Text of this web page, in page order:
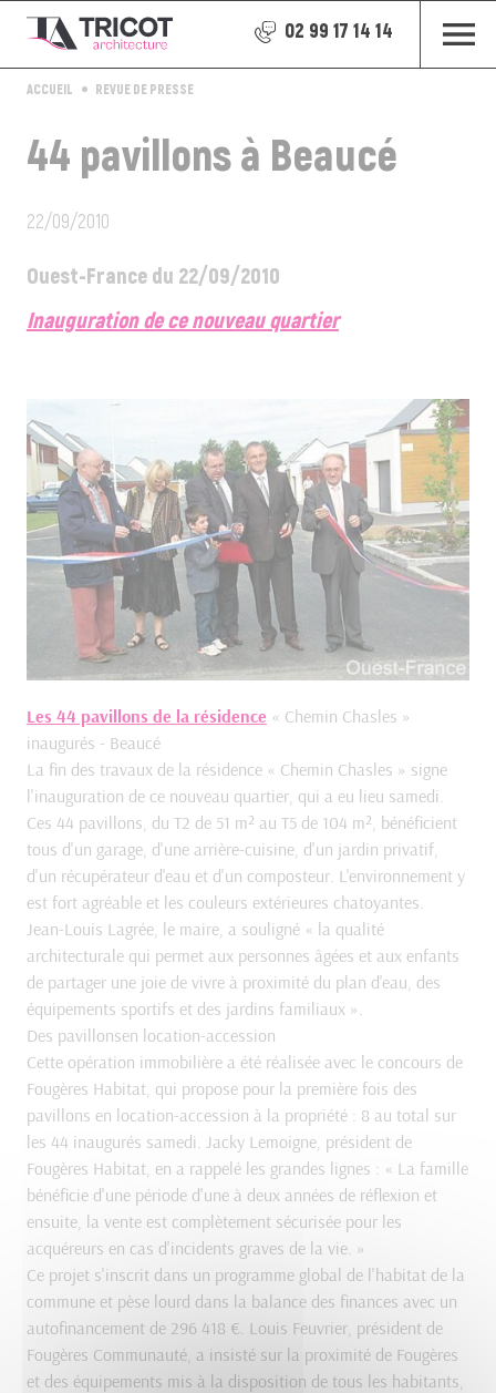
02 99 17 14 14
ACCUEIL REVUE DE PRESSE
44 pavillons à Beaucé
22/09/2010
Ouest-France du 22/09/2010
Inauguration de ce nouveau quartier
Les 44 pavillons de la résidence « Chemin Chasles »
inaugurés - Beaucé
La fin des travaux de la résidence « Chemin Chasles » signe
l'inauguration de ce nouveau quartier, qui a eu lieu samedi.
Ces 44 pavillons, du T2 de 51 m² au T5 de 104 m², bénéficient
tous d'un garage, d'une arrière-cuisine, d'un jardin privatif,
d'un récupérateur d'eau et d'un composteur. L'environnement y
est fort agréable et les couleurs extérieures chatoyantes.
Jean-Louis Lagrée, le maire, a souligné « la qualité
architecturale qui permet aux personnes âgées et aux enfants
de partager une joie de vivre à proximité du plan d'eau, des
équipements sportifs et des jardins familiaux ».
Des pavillonsen location-accession
Cette opération immobilière a été réalisée avec le concours de
Fougères Habitat, qui propose pour la première fois des
pavillons en location-accession à la propriété : 8 au total sur
les 44 inaugurés samedi. Jacky Lemoigne, président de
Fougères Habitat, en a rappelé les grandes lignes : « La famille
bénéficie d'une période d'une à deux années de réflexion et
ensuite, la vente est complètement sécurisée pour les
acquéreurs en cas d'incidents graves de la vie. »
Ce projet s'inscrit dans un programme global de l'habitat de la
commune et pèse lourd dans la balance des finances avec un
autofinancement de 296 418 €. Louis Feuvrier, président de
Fougères Communauté, a insisté sur la proximité de Fougères
et des équipements mis à la disposition de tous les habitants,